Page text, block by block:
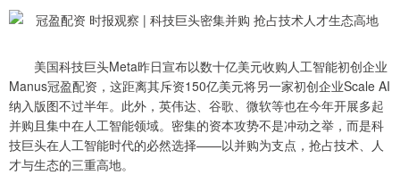
美国科技巨头Meta昨日宣布以数十亿美元收购人工智能初创企业
Manus冠盈配资，这距离其斥资150亿美元将另一家初创企业Scale AI
纳入版图不过半年。此外，英伟达、谷歌、微软等也在今年开展多起
并购且集中在人工智能领域。密集的资本攻势不是冲动之举，而是科
技巨头在人工智能时代的必然选择——以并购为支点，抢占技术、人
才与生态的三重高地。